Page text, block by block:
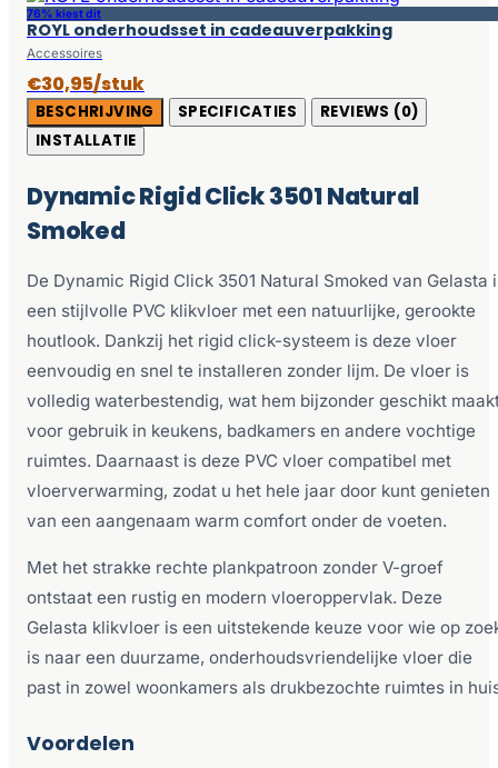
76% kiest dit
ROYL onderhoudsset in cadeauverpakking
Accessoires
€30,95/stuk
BESCHRIJVING SPECIFICATIES
REVIEWS (0)
INSTALLATIE
Dynamic Rigid Click 3501 Natural
Smoked
De Dynamic Rigid Click 3501 Natural Smoked van Gelasta
een stijlvolle PVC klikvloer met een natuurlijke, gerookte
houtlook. Dankzij het rigid click-systeem is deze vloer
eenvoudig en snel te installeren zonder lijm. De vloer is
volledig waterbestendig, wat hem bijzonder geschikt
voor gebruik in keukens, badkamers en andere vochtige
ruimtes. Daarnaast is deze PVC vloer compatibel met
vloerverwarming, zodat u het hele jaar door kunt genieten
van een aangenaam warm comfort onder de voeten.
Met het strakke rechte plankpatroon zonder V-groef
ontstaat een rustig en modern vloeroppervlak. Deze
Gelasta klikvloer is een uitstekende keuze voor wie op
is naar een duurzame, onderhoudsvriendelijke vloer die
past in zowel woonkamers als drukbezochte ruimtes in
Voordelen